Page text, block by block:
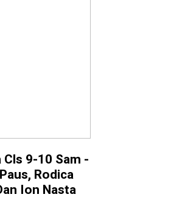
9-10 Sam -
Rodica
Ion Nasta